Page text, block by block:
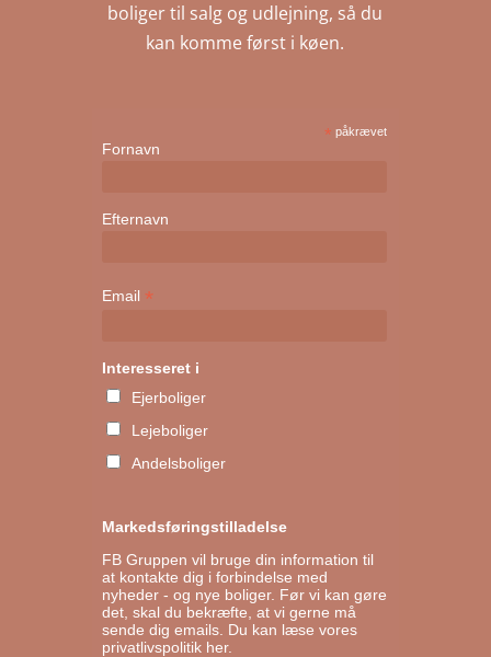
boliger til salg og udlejning, så du
kan komme først i køen.
* påkrævet
Fornavn
Efternavn
Email *
Interesseret i
Ejerboliger
Lejeboliger
Andelsboliger
Markedsføringstilladelse
FB Gruppen vil bruge din information til
at kontakte dig i forbindelse med
nyheder - og nye boliger. Før vi kan gøre
det, skal du bekræfte, at vi gerne må
sende dig emails. Du kan læse vores
privatlivspolitik her.